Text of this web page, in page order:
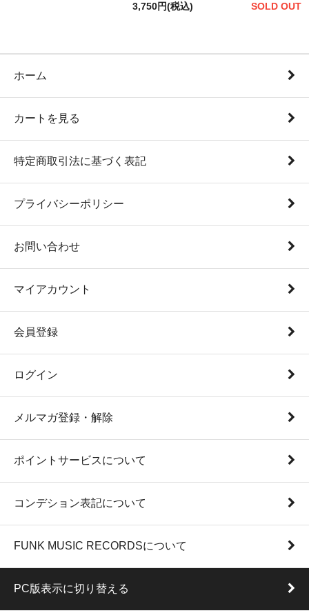
3,750円(税込)
SOLD OUT
ホーム
カートを見る
特定商取引法に基づく表記
プライバシーポリシー
お問い合わせ
マイアカウント
会員登録
ログイン
メルマガ登録・解除
ポイントサービスについて
コンデション表記について
FUNK MUSIC RECORDSについて
PC版表示に切り替える